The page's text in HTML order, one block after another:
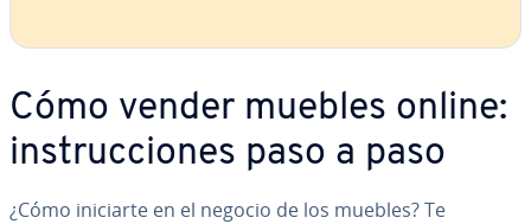
Cómo vender muebles online:
in­s­tru­c­cio­nes paso a paso
¿Cómo iniciarte en el negocio de los muebles? Te